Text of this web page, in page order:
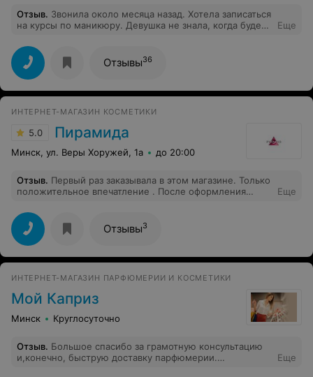
Отзыв. Звонила около месяца назад. Хотела записаться
на курсы по маникюру. Девушка не знала, когда будет
пока нету. И что она перезвонит. Естественно,никто не
перезвонил. Пошла на другие курсы, где рады
каждому клиенту.
Еще
Отзывы36
ИНТЕРНЕТ-МАГАЗИН КОСМЕТИКИ
5.0 Пирамида
Минск, ул. Веры Хоружей, 1а до 20:00
Отзыв. Первый раз заказывала в этом магазине. Только
положительное впечатление . После оформления
Еще
Отзывы3
ИНТЕРНЕТ-МАГАЗИН ПАРФЮМЕРИИ И КОСМЕТИКИ
Мой Каприз
Минск Круглосуточно
Отзыв. Большое спасибо за грамотную консультацию
и,конечно, быструю доставку парфюмерии.
Еще